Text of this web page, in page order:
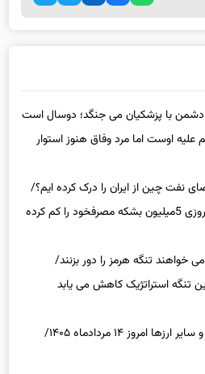
اوست اما مرد وفاق هنوز استوار
نفت چین از ایران را درک کرده ایم؟/
چینی ها چگونه روزی 5میلیون بشکه مصرفخود را کم کرده
خواهند تنگه هرمز را دور بزنند/
تنگه استراتژیک کاهش می یابد